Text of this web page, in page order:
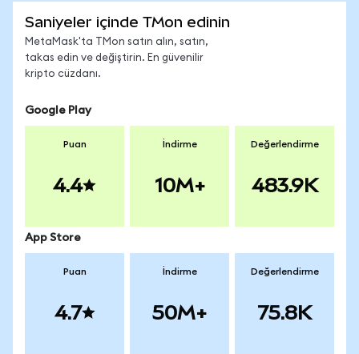
Saniyeler içinde TMon edinin
MetaMask'ta TMon satın alın, satın,
takas edin ve değiştirin. En güvenilir
kripto cüzdanı.
Google Play
Puan
4.4
İndirme
10M+
Değerlendirme
483.9K
App Store
Puan
4.7
İndirme
50M+
Değerlendirme
75.8K